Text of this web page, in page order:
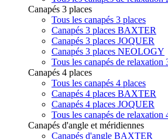
Canapés 3 places
Tous les canapés 3 places
Canapés 3 places BAXTER
Canapés 3 places JOQUER
Canapés 3 places NEOLOGY
Tous les canapés de relaxation
Canapés 4 places
Tous les canapés 4 places
Canapés 4 places BAXTER
Canapés 4 places JOQUER
Tous les canapés de relaxation
Canapés d'angle et méridiennes
Canapés d'angle BAXTER